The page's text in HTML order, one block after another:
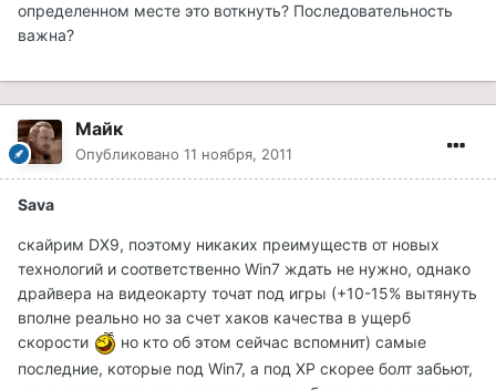
определенном месте это воткнуть? Последовательность
важна?
Майк
Опубликовано 11 ноября, 2011
Sava
скайрим DX9, поэтому никаких преимуществ от новых
технологий и соответственно Win7 ждать не нужно, однако
драйвера на видеокарту точат под игры (+10-15% вытянуть
вполне реально но за счет хаков качества в ущерб
скорости
но кто об этом сейчас вспомнит) самые
последние, которые под Win7, а под XP скорее болт забьют,